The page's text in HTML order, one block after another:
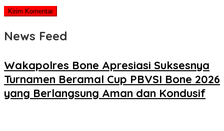
News Feed
Wakapolres Bone Apresiasi Suksesnya
Turnamen Beramal Cup PBVSI Bone 2026
yang Berlangsung Aman dan Kondusif